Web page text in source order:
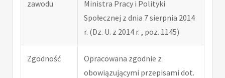
zawodu
Ministra Pracy i Polityki
Społecznej z dnia 7 sierpnia 2014
r. (Dz. U. z 2014 r. , poz. 1145)
Zgodność
Opracowana zgodnie z
obowiązującymi przepisami dot.